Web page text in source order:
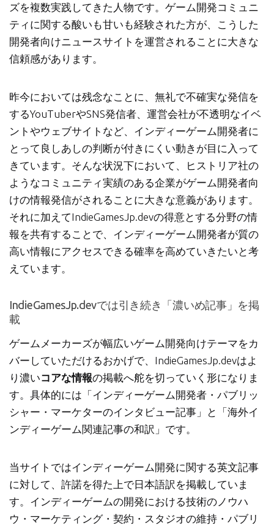
ズを複数実践してきた人物です。ゲーム開発コミュニ
ティに関する酸いも甘いも経験された方が、こうした
開発者向けニュースサイトを運営されることに大きな
信頼感があります。
昨今においては残念なことに、無礼で不確実な発信を
するYouTuberやSNS発信者、運営会社が不透明なイベ
ントやウェブサイトなど、インディーゲーム開発者に
とって良しあしの判断が付きにくい動きが目に入って
きています。そんな状況下において、ヒストリア社の
ようなコミュニティ実績のある企業がゲーム開発者向
けの情報発信がされることに大きな意義があります。
それに加えてIndieGamesJp.devの得意とする分野の情
報を共有することで、インディーゲーム開発者が質の
高い情報にアクセスできる確率を高めていきたいと考
えています。
IndieGamesJp.devでは引き続き「濃いめ記事」を掲
載
ゲームメーカーズが幅広いゲーム開発向けテーマをカ
バーしていただけるおかげで、IndieGamesJp.devはよ
り濃いコアな情報の掲載へ舵を切っていく形になりま
す。具体的には「インディーゲーム開発者・パブリッ
シャー・マーケターのインタビュー記事」と「海外イ
ンディーゲーム関連記事の和訳」です。
当サイトではインディーゲーム開発に関する英文記事
に対して、許諾を得た上で日本語訳を掲載していま
す。インディーゲームの開発における技術のノウハ
ウ・マーケティング・契約・スタジオの維持・パブリ